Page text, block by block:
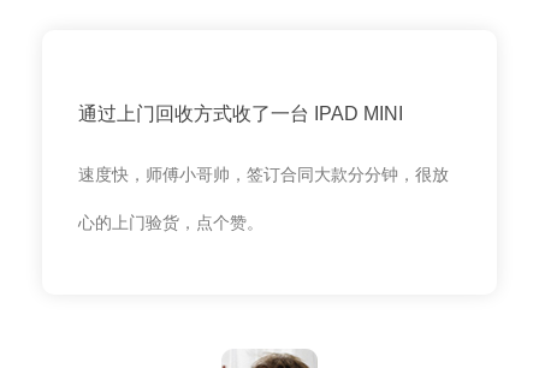
通过上门回收方式收了一台 IPAD MINI
速度快，师傅小哥帅，签订合同大款分分钟，很放
心的上门验货，点个赞。